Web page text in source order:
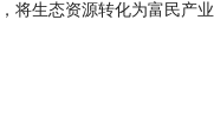
将生态资源转化为富民产